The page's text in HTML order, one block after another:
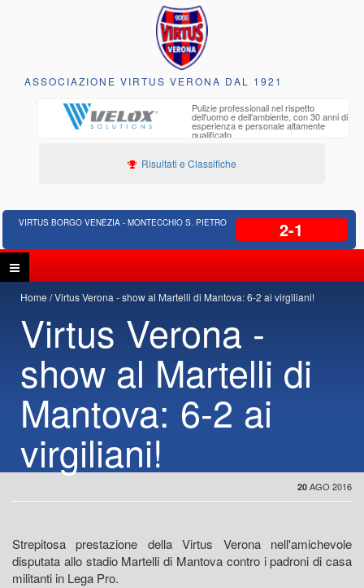
ASSOCIAZIONE VIRTUS VERONA DAL 1921
Pulizie professionali nel rispetto
dell'uomo e dell'ambiente, con 30 anni di
esperienza e personale altamente
qualificato
Risultati e Classifiche
VIRTUS BORGO VENEZIA - MONTECCHIO S. PIETRO 2-1
Home Virtus Verona - show al Martelli di Mantova: 6-2 ai virgiliani!
Virtus Verona -
show al Martelli di
Mantova: 6-2 ai
virgiliani!
20 AGO 2016
Strepitosa prestazione della Virtus Verona nell'amichevole
disputata allo stadio Martelli di Mantova contro i padroni di casa
militanti in Lega Pro.